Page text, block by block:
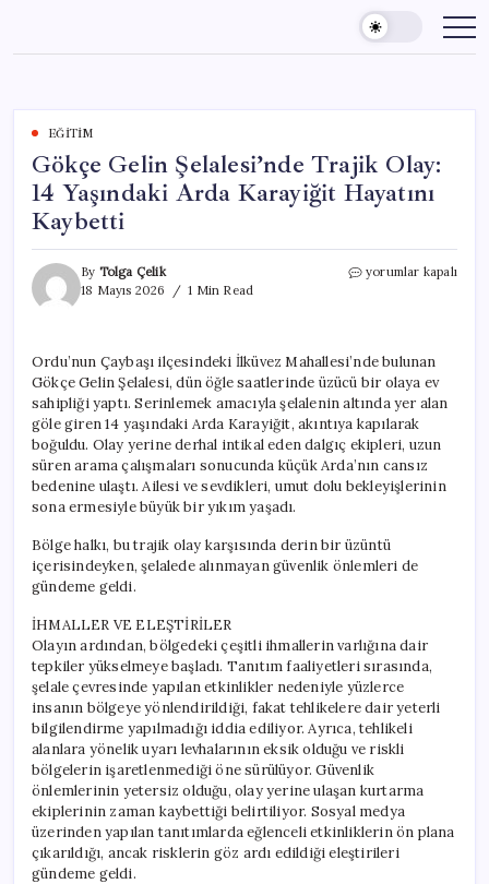
content
EĞITIM
Gökçe Gelin Şelalesi’nde Trajik Olay:
14 Yaşındaki Arda Karayiğit Hayatını
Kaybetti
By Tolga Çelik
18 Mayıs 2026
1 Min Read
Gökçe
14
Yaşındaki
Arda
Karayiğit
Hayatını
Kaybetti
için
yorumlar kapalı
Ordu’nun Çaybaşı ilçesindeki İlküvez Mahallesi’nde bulunan
Gökçe Gelin Şelalesi, dün öğle saatlerinde üzücü bir olaya ev
sahipliği yaptı. Serinlemek amacıyla şelalenin altında yer alan
göle giren 14 yaşındaki Arda Karayiğit, akıntıya kapılarak
boğuldu. Olay yerine derhal intikal eden dalgıç ekipleri, uzun
süren arama çalışmaları sonucunda küçük Arda’nın cansız
bedenine ulaştı. Ailesi ve sevdikleri, umut dolu bekleyişlerinin
sona ermesiyle büyük bir yıkım yaşadı.
Bölge halkı, bu trajik olay karşısında derin bir üzüntü
içerisindeyken, şelalede alınmayan güvenlik önlemleri de
gündeme geldi.
İHMALLER VE ELEŞTİRİLER
Olayın ardından, bölgedeki çeşitli ihmallerin varlığına dair
tepkiler yükselmeye başladı. Tanıtım faaliyetleri sırasında,
şelale çevresinde yapılan etkinlikler nedeniyle yüzlerce
insanın bölgeye yönlendirildiği, fakat tehlikelere dair yeterli
bilgilendirme yapılmadığı iddia ediliyor. Ayrıca, tehlikeli
alanlara yönelik uyarı levhalarının eksik olduğu ve riskli
bölgelerin işaretlenmediği öne sürülüyor. Güvenlik
önlemlerinin yetersiz olduğu, olay yerine ulaşan kurtarma
ekiplerinin zaman kaybettiği belirtiliyor. Sosyal medya
üzerinden yapılan tanıtımlarda eğlenceli etkinliklerin ön plana
çıkarıldığı, ancak risklerin göz ardı edildiği eleştirileri
gündeme geldi.